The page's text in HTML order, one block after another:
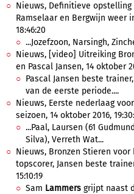
Nieuws, Definitieve opstelling
Ramselaar en Bergwijn weer
18:46:20
...Jozefzoon, Narsingh,
Nieuws, [video] Uitreiking
en Pascal Jansen, 14 oktober
Pascal Jansen beste
van de eerste periode....
Nieuws, Eerste nederlaag
seizoen, 14 oktober 2016,
...Paal, Laursen (61
Silva), Verreth Wat...
Nieuws, Bronzen Stieren voor
topscorer, Jansen beste
15:10:19
Sam Lammers grijpt naast